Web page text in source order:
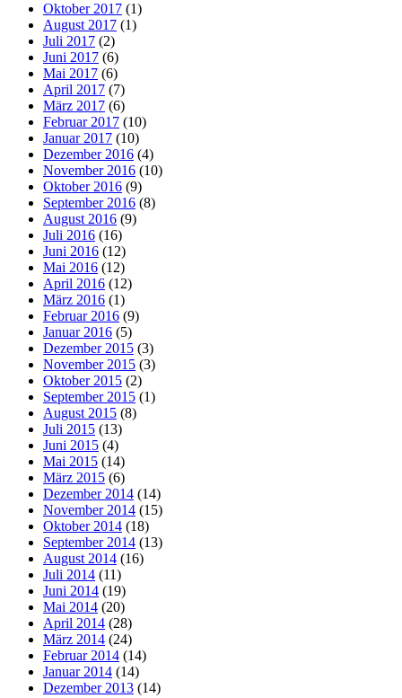
Oktober 2017 (1)
August 2017 (1)
Juli 2017 (2)
Juni 2017 (6)
Mai 2017 (6)
April 2017 (7)
März 2017 (6)
Februar 2017 (10)
Januar 2017 (10)
Dezember 2016 (4)
November 2016 (10)
Oktober 2016 (9)
September 2016 (8)
August 2016 (9)
Juli 2016 (16)
Juni 2016 (12)
Mai 2016 (12)
April 2016 (12)
März 2016 (1)
Februar 2016 (9)
Januar 2016 (5)
Dezember 2015 (3)
November 2015 (3)
Oktober 2015 (2)
September 2015 (1)
August 2015 (8)
Juli 2015 (13)
Juni 2015 (4)
Mai 2015 (14)
März 2015 (6)
Dezember 2014 (14)
November 2014 (15)
Oktober 2014 (18)
September 2014 (13)
August 2014 (16)
Juli 2014 (11)
Juni 2014 (19)
Mai 2014 (20)
April 2014 (28)
März 2014 (24)
Februar 2014 (14)
Januar 2014 (14)
Dezember 2013 (14)